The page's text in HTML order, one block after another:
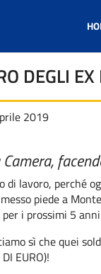
DEGLI
2019
lavoro, perché
piede a
i prossimi 5
sì che quei
EURO)!